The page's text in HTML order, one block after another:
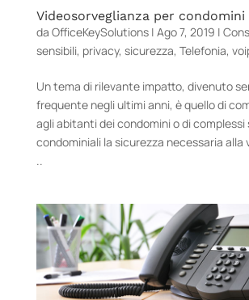
Videosorveglianza per condomini
da OfficeKeySolutions| Ago 7, 2019 |
sensibili, privacy, sicurezza, Telefonia,
Un tema di rilevante impatto, divenuto
frequente negli ultimi anni, è quello di
agli abitanti dei condomini o di complessi
condominiali la sicurezza necessaria alla
..